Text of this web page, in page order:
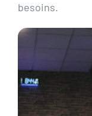
besoins.